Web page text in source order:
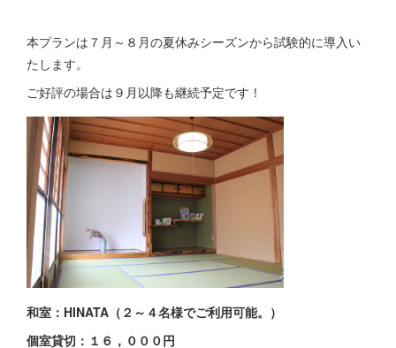
本プランは７月～８月の夏休みシーズンから試験的に導入い
たします。
ご好評の場合は９月以降も継続予定です！
和室：HINATA（２～４名様でご利用可能。）
個室貸切：１６，０００円